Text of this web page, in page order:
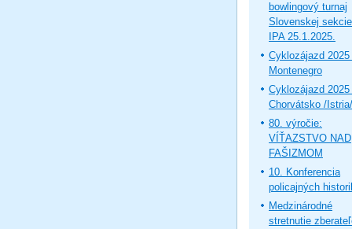
bowlingový turnaj
Slovenskej sekcie
IPA 25.1.2025.
Cyklozájazd 2025
Montenegro
Cyklozájazd 2025
Chorvátsko /Istria/
80. výročie:
VÍŤAZSTVO NAD
FAŠIZMOM
10. Konferencia
policajných
Medzinárodné
stretnutie